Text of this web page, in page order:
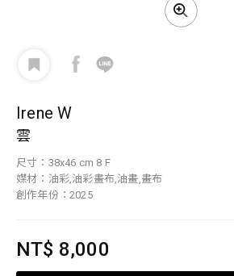
Irene W
雲
尺寸：38x46 cm 8 F
媒材：油彩,油彩畫布,油畫,畫布
創作年份：2025
NT$ 8,000